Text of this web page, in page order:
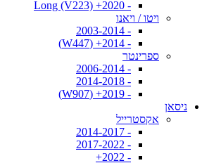
- 2020+ Long (V223)
ויטו / ויאנו
- 2003-2014
- 2014+ (W447)
ספרינטר
- 2006-2014
- 2014-2018
- 2019+ (W907)
ניסאן
אקסטרייל
- 2014-2017
- 2017-2022
- 2022+